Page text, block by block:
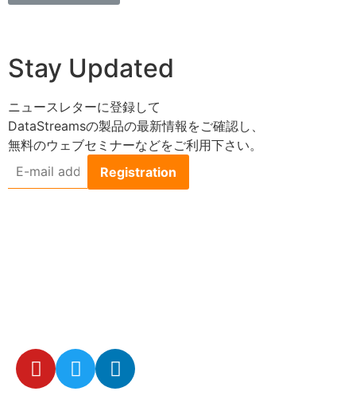
Stay Updated
ニュースレターに登録して
DataStreamsの製品の最新情報をご確認し、
無料のウェブセミナーなどをご利用下さい。
mail
address